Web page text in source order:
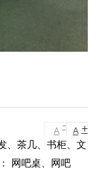
A - A +
、茶几、书柜、文
网吧桌、网吧